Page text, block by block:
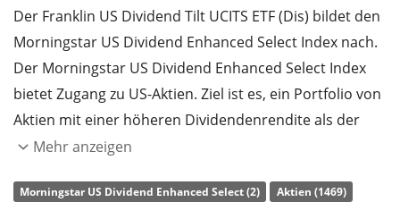
Der Franklin US Dividend Tilt UCITS ETF (Dis) bildet den
Morningstar US Dividend Enhanced Select Index nach.
Der Morningstar US Dividend Enhanced Select Index
bietet Zugang zu US-Aktien. Ziel ist es, ein Portfolio von
Aktien mit einer höheren Dividendenrendite als der
Ausgangsindex, der Morningstar US Target Market
erwarteten Tracking Error im Vergleich zum
Mehr anzeigen
Morningstar US Dividend Enhanced Select (2)
Aktien (1469)